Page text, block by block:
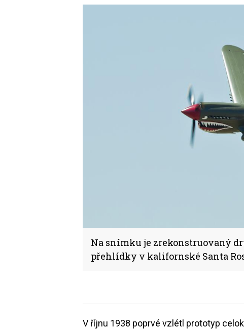
Na snímku je zrekonstruovaný
přehlídky v kalifornské Santa
V říjnu 1938 poprvé vzlétl prototyp